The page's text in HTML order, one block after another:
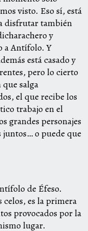
visto. Eso sí, está
disfrutar también
y
a Antífolo. Y
está casado y
pero lo cierto
salga
el que recibe los
trabajo en el
grandes personajes
juntos… o puede que
de Éfeso.
celos, es la primera
provocados por la
lugar.